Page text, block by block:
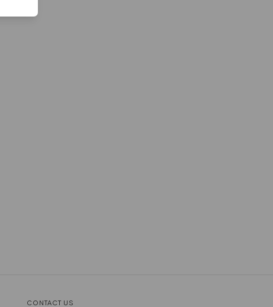
CONTACT US